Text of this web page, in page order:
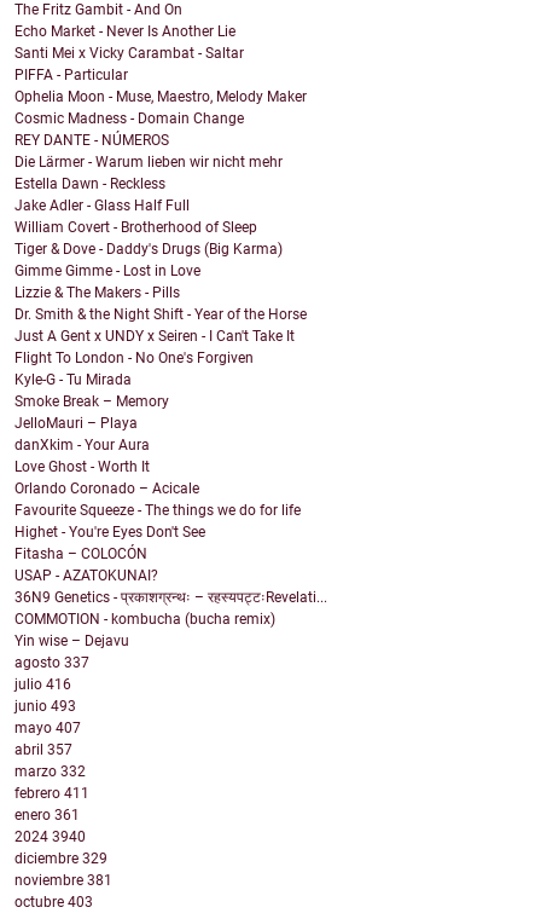
The Fritz Gambit - And On
Echo Market - Never Is Another Lie
Santi Mei x Vicky Carambat - Saltar
PIFFA - Particular
Ophelia Moon - Muse, Maestro, Melody Maker
Cosmic Madness - Domain Change
REY DANTE - NÚMEROS
Die Lärmer - Warum lieben wir nicht mehr
Estella Dawn - Reckless
Jake Adler - Glass Half Full
William Covert - Brotherhood of Sleep
Tiger & Dove - Daddy's Drugs (Big Karma)
Gimme Gimme - Lost in Love
Lizzie & The Makers - Pills
Dr. Smith & the Night Shift - Year of the Horse
Just A Gent x UNDY x Seiren - I Can't Take It
Flight To London - No One's Forgiven
Kyle-G - Tu Mirada
Smoke Break – Memory
JelloMauri – Playa
danXkim - Your Aura
Love Ghost - Worth It
Orlando Coronado – Acicale
Favourite Squeeze - The things we do for life
Highet - You're Eyes Don't See
Fitasha – COLOCÓN
USAP - AZATOKUNAI?
36N9 Genetics - प्रकाशग्रन्थः – रहस्यपट्टःRevelati...
COMMOTION - kombucha (bucha remix)
Yin wise – Dejavu
agosto 337
julio 416
junio 493
mayo 407
abril 357
marzo 332
febrero 411
enero 361
2024 3940
diciembre 329
noviembre 381
octubre 403